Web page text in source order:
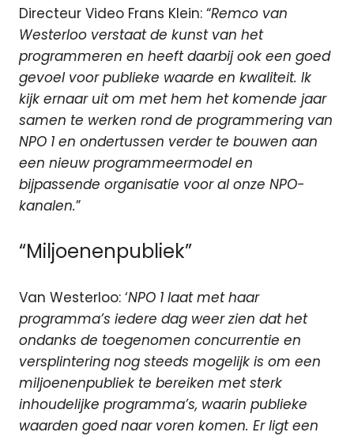
Directeur Video Frans Klein: “Remco van
Westerloo verstaat de kunst van het
programmeren en heeft daarbij ook een goed
gevoel voor publieke waarde en kwaliteit. Ik
kijk ernaar uit om met hem het komende jaar
samen te werken rond de programmering van
NPO 1 en ondertussen verder te bouwen aan
een nieuw programmeermodel en
bijpassende organisatie voor al onze NPO-
kanalen.”
“Miljoenenpubliek”
Van Westerloo: ‘NPO 1 laat met haar
programma’s iedere dag weer zien dat het
ondanks de toegenomen concurrentie en
versplintering nog steeds mogelijk is om een
miljoenenpubliek te bereiken met sterk
inhoudelijke programma’s, waarin publieke
waarden goed naar voren komen. Er ligt een